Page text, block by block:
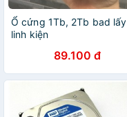
Ổ cứng 1Tb, 2Tb bad lấy
linh kiện
89.100 đ